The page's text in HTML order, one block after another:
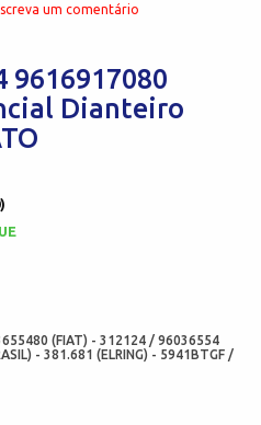
um comentário
9616917080
Dianteiro
(FIAT) - 312124 / 96036554
- 381.681 (ELRING) - 5941BTGF /